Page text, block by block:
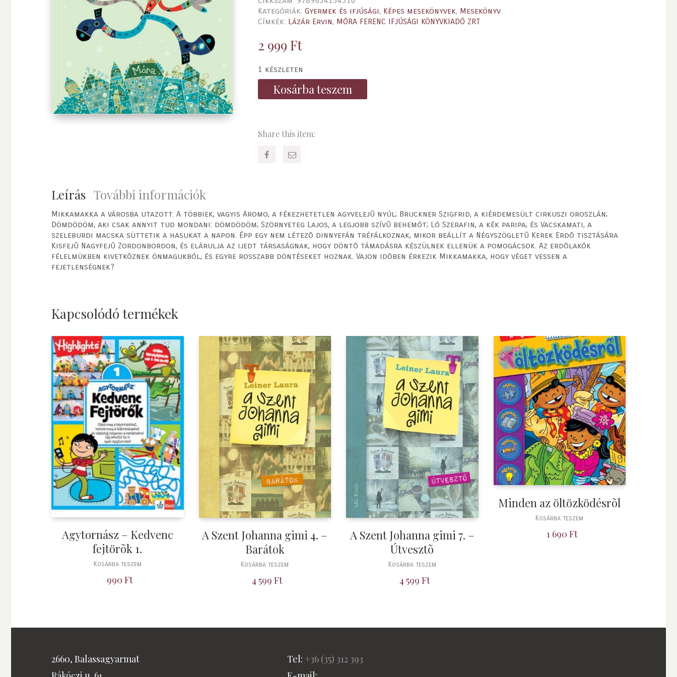
Kategóriák: Gyermek és ifjúsági, Képes mesekönyvek, Mesekönyv
Címkék: Lázár Ervin, MÓRA FERENC IFJÚSÁGI KÖNYVKIADÓ ZRT
2 999 Ft
1 készleten
Kosárba teszem
Share this item:
Leírás További információk
Mikkamakka a városba utazott. A többiek, vagyis Aromo, a fékezhetetlen agyvelejû nyúl; Bruckner Szigfrid, a kiérdemesült cirkuszi oroszlán;
Dömdödöm, aki csak annyit tud mondani: dömdödöm; Szörnyeteg Lajos, a legjobb szívû behemót; Ló Szerafin, a kék paripa; és Vacskamati, a
szeleburdi macska süttetik a hasukat a napon. Épp egy nem létezõ dinnyefán tréfálkoznak, mikor beállít a Négyszögletû Kerek Erdõ tisztására
Kisfejû Nagyfejû Zordonbordon, és elárulja az ijedt társaságnak, hogy döntõ támadásra készülnek ellenük a pomogácsok. Az erdõlakók
félelmükben kivetkõznek önmagukból, és egyre rosszabb döntéseket hoznak. Vajon idõben érkezik Mikkamakka, hogy véget vessen a
fejetlenségnek?
Kapcsolódó termékek
Agytornász – Kedvenc
fejtörõk 1.
Kosárba teszem
990Ft
A Szent Johanna gimi 4. –
Barátok
Kosárba teszem
4 599Ft
A Szent Johanna gimi 7. –
Útvesztõ
Kosárba teszem
4 599 Ft
Minden az öltözködésrõl
Kosárba teszem
1 690 Ft
2660, Balassagyarmat
Tel: +36 (35) 312 393